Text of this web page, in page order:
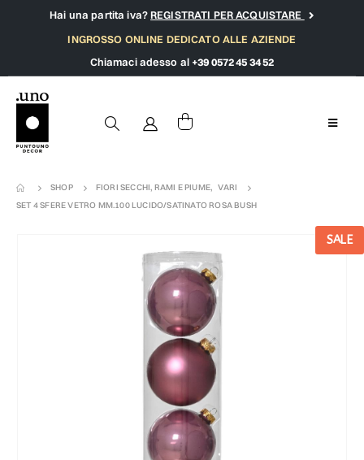
Hai una partita iva?REGISTRATI PER ACQUISTARE
INGROSSO ONLINE DEDICATO ALLE AZIENDE
Chiamaci adesso al +39 0572 45 34 52
SHOP FIORI SECCHI, RAMI E PIUME, VARI
SET 4 SFERE VETRO MM.100 LUCIDO/SATINATO ROSA BUSH
SALE